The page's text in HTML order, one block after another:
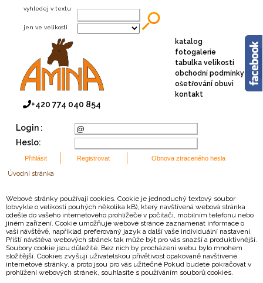
+420 774 040 854
vyhledej v textu
jen ve velikosti
Login :
Heslo:
Úvodní stránka
katalog
fotogalerie
tabulka velikostí
obchodní podmínky
ošetřování obuvi
kontakt
Webové stránky používají cookies. Cookie je jednoduchý textový soubor
(obvykle o velikosti pouhých několika kB), který navštívená webová stránka
odešle do vašeho internetového prohlížeče v počítači, mobilním telefonu nebo
jiném zařízení. Cookie umožňuje webové stránce zaznamenat informace o
vaší návštěvě, například preferovaný jazyk a další vaše individuální nastavení.
Příští návštěva webových stránek tak může být pro vás snazší a produktivnější.
Soubory cookie jsou důležité. Bez nich by procházení webu bylo mnohem
složitější. Cookies zvyšují uživatelskou přívětivost opakovaně navštívené
internetové stránky, a proto jsou pro vás užitečné Pokud budete pokračovat v
prohlížení webových stránek, souhlasíte s používáním souborů cookies.